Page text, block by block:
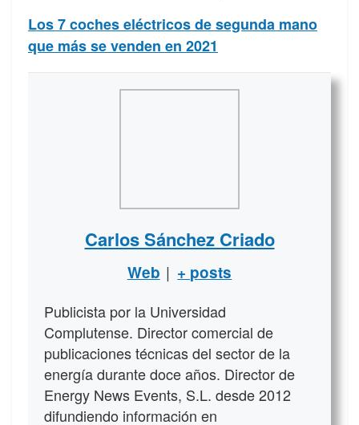
Los 7 coches eléctricos de segunda mano
que más se venden en 2021
Carlos Sánchez Criado
Web | + posts
Publicista por la Universidad
Complutense. Director comercial de
publicaciones técnicas del sector de la
energía durante doce años. Director de
Energy News Events, S.L. desde 2012
difundiendo información en